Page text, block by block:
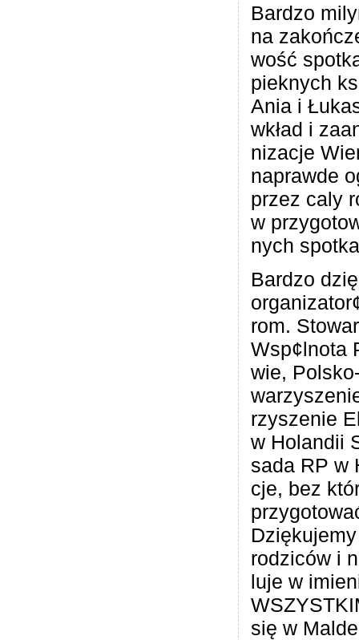
Bar­dzo
na
wość
piek­nych
Ania i
wkład i
ni­za­cje
naprawde
przez caly
w
nych
Bar­dzo
rom.
Wsp¢lnota
wie,
rzy­sze­nie
w Holan­dii
sada RP w
cje, bez
rodzi­ców i
luje w
się w